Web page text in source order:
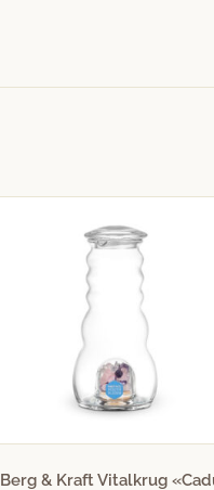
Berg & Kraft Vitalkrug